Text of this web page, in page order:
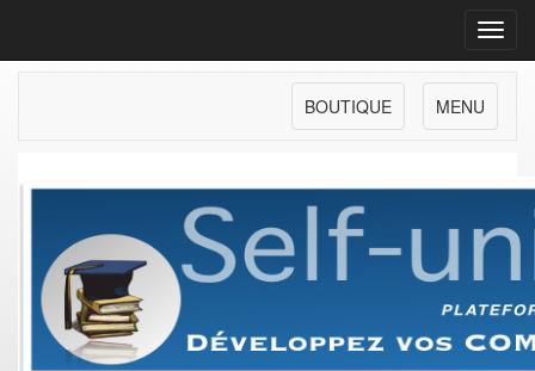
MENU
BOUTIQUE